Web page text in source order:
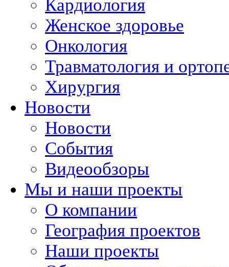
Кардиология
Женское здоровье
Онкология
Травматология и
Хирургия
Новости
Новости
События
Видеообзоры
Мы и наши проекты
О компании
География проектов
Наши проекты